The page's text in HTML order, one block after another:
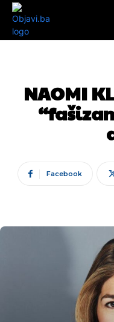
NAOMI
Facebook